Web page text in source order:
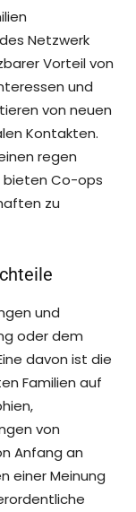
Netzwerk
Vorteil von
und
von neuen
Kontakten.
regen
bieten Co-ops
zu
und
oder dem
davon ist die
Familien auf
von
Anfang an
einer Meinung